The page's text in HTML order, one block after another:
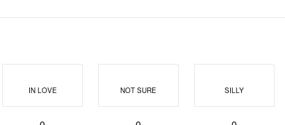
IN LOVE NOT SURE SILLY